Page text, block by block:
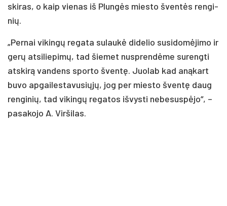
ski­ras, o kaip vie­nas iš Plun­gės mies­to šven­tės ren­gi­
nių.
„Per­nai vi­kin­gų re­ga­ta su­lau­kė di­de­lio su­si­do­mė­ji­mo ir
ge­rų at­si­lie­pi­mų, tad šie­met nu­spren­dė­me su­reng­ti
at­ski­rą van­dens spor­to šven­tę. Juo­lab kad aną­kart
bu­vo ap­gai­les­ta­vu­sių­jų, jog per mies­to šven­tę daug
ren­gi­nių, tad vi­kin­gų re­ga­tos iš­vys­ti ne­be­sus­pė­jo“, –
pa­sa­ko­jo A. Vir­ši­las.